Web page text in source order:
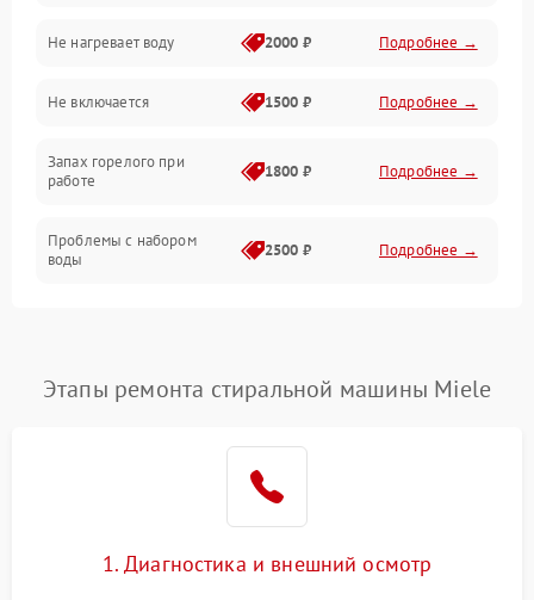
Программное обеспечение
Не нагревает воду 2000 ₽ Подробнее →
Не включается 1500 ₽ Подробнее →
Запах горелого при
работе
1800 ₽ Подробнее →
Проблемы с набором
воды
2500 ₽ Подробнее →
Замена платы управления Подробнее →
Этапы ремонта стиральной машины Miele
1. Диагностика и внешний осмотр